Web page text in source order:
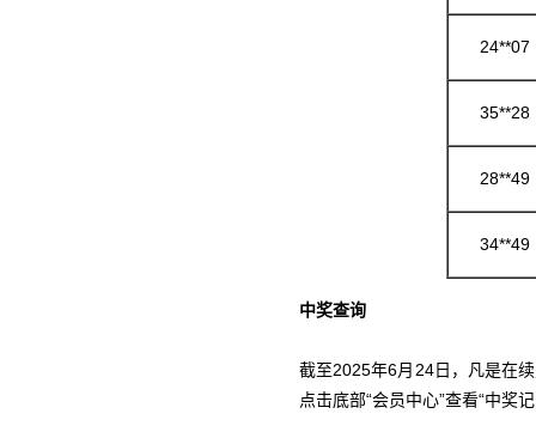
24**07
35**28
28**49
34**49
中奖查询
截至2025年6月24日，凡是在
点击底部“会员中心”查看“中奖